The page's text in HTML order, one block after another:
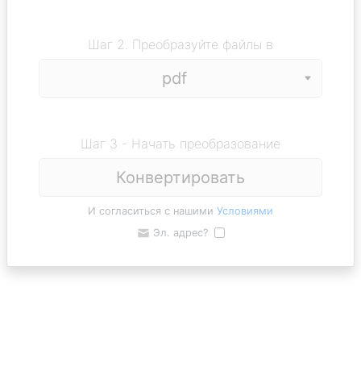
Шаг 2. Преобразуйте файлы в
Шаг 3 - Начать преобразование
Конвертировать
И согласиться с нашими Условиями
Эл. адрес?